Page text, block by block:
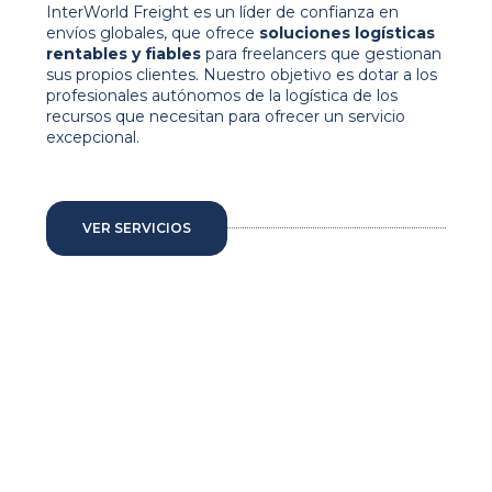
InterWorld Freight es un líder de confianza en
envíos globales, que ofrece soluciones logísticas
rentables y fiables para freelancers que gestionan
sus propios clientes. Nuestro objetivo es dotar a los
profesionales autónomos de la logística de los
recursos que necesitan para ofrecer un servicio
excepcional.
VER SERVICIOS